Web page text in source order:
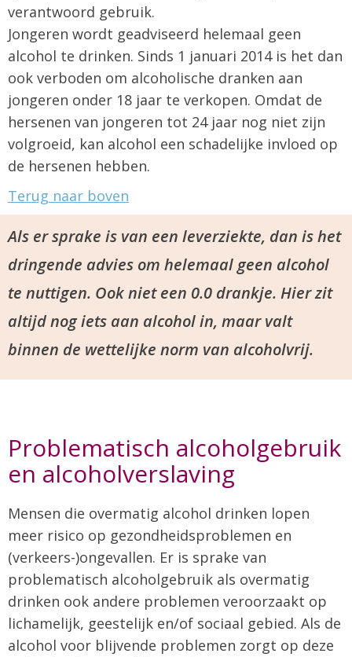
verantwoord gebruik.
Jongeren wordt geadviseerd helemaal geen
alcohol te drinken. Sinds 1 januari 2014 is het dan
ook verboden om alcoholische dranken aan
jongeren onder 18 jaar te verkopen. Omdat de
hersenen van jongeren tot 24 jaar nog niet zijn
volgroeid, kan alcohol een schadelijke invloed op
de hersenen hebben.
Terug naar boven
Als er sprake is van een leverziekte, dan is het
dringende advies om helemaal geen alcohol
te nuttigen. Ook niet een 0.0 drankje. Hier zit
altijd nog iets aan alcohol in, maar valt
binnen de wettelijke norm van alcoholvrij.
Problematisch alcoholgebruik
en alcoholverslaving
Mensen die overmatig alcohol drinken lopen
meer risico op gezondheidsproblemen en
(verkeers-)ongevallen. Er is sprake van
problematisch alcoholgebruik als overmatig
drinken ook andere problemen veroorzaakt op
lichamelijk, geestelijk en/of sociaal gebied. Als de
alcohol voor blijvende problemen zorgt op deze